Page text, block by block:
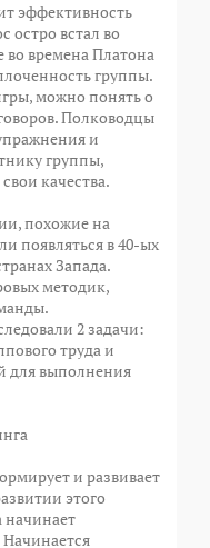
эффективность
остро встал во
во времена Платона
группы.
можно понять о
Полководцы
и
группы,
качества.
похожие на
появляться в 40-ых
Запада.
методик,
2 задачи:
труда и
для выполнения
и развивает
этого
начинает